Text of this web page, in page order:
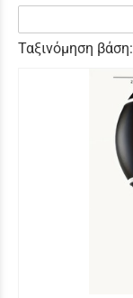
Ταξινόμηση βάση: